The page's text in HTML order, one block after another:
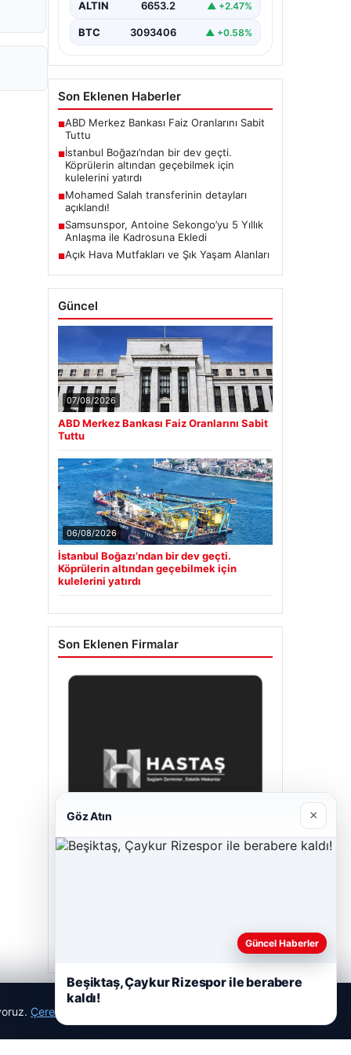
ALTIN 6653.2 ▲ +2.47%
BTC 3093406 ▲ +0.58%
Son Eklenen Haberler
■ABD Merkez Bankası Faiz Oranlarını Sabit
Tuttu
■İstanbul Boğazı’ndan bir dev geçti.
Köprülerin altından geçebilmek için
kulelerini yatırdı
■Mohamed Salah transferinin detayları
açıklandı!
■Samsunspor, Antoine Sekongo’yu 5 Yıllık
Anlaşma ile Kadrosuna Ekledi
■Açık Hava Mutfakları ve Şık Yaşam Alanları
Güncel
07/08/2026
ABD Merkez Bankası Faiz Oranlarını Sabit
Tuttu
06/08/2026
İstanbul Boğazı’ndan bir dev geçti.
Köprülerin altından geçebilmek için
kulelerini yatırdı
Son Eklenen Firmalar
Çerez Politikamız
Göz Atın ×
Güncel Haberler
Beşiktaş, Çaykur Rizespor ile berabere
kaldı!